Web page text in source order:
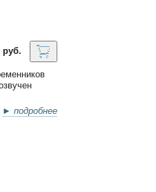
руб.
► подробнее